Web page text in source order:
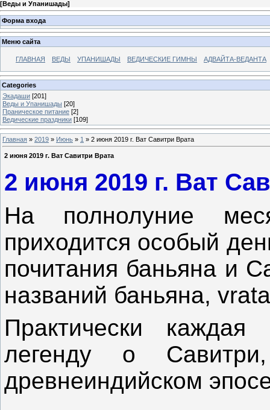
[Веды и Упанишады]
Форма входа
Меню сайта
ГЛАВНАЯ ВЕДЫ УПАНИШАДЫ ВЕДИЧЕСКИЕ ГИМНЫ АДВАЙТА-ВЕДАНТА
Categories
Экадаши [201]
Веды и Упанишады [20]
Праническое питание [2]
Ведические праздники [109]
Главная » 2019 » Июнь » 1 » 2 июня 2019 г. Ват Савитри Врата
2 июня 2019 г. Ват Савитри Врата
2 июня 2019 г. Ват
На полнолуние
приходится особый
почитания баньяна и
названий баньяна,
Практически
легенду о
древнеиндийском